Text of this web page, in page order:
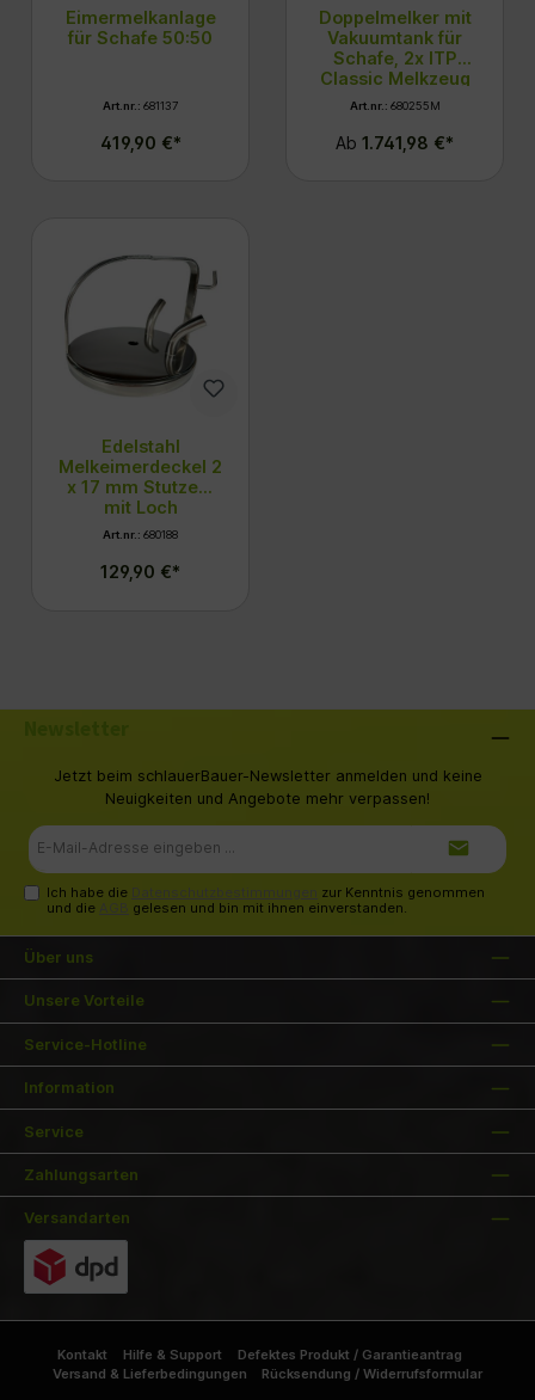
Eimermelkanlage
für Schafe 50:50
Art.nr.: 681137
419,90 €*
Doppelmelker mit
Vakuumtank für
Schafe, 2x ITP
Classic Melkzeug
Art.nr.: 680255M
Ab 1.741,98 €*
Edelstahl
Melkeimerdeckel 2
x 17 mm Stutzen,
mit Loch
Art.nr.: 680188
129,90 €*
Jetzt beim schlauerBauer-Newsletter anmelden und keine
Neuigkeiten und Angebote mehr verpassen!
Mail-
Ich habe die Datenschutzbestimmungen zur Kenntnis genommen
und die AGB gelesen und bin mit ihnen einverstanden.
Über uns
Unsere Vorteile
Service-Hotline
Information
Service
Zahlungsarten
Versandarten
Kontakt Hilfe & Support
Defektes Produkt / Garantieantrag
Versand & Lieferbedingungen
Rücksendung / Widerrufsformular